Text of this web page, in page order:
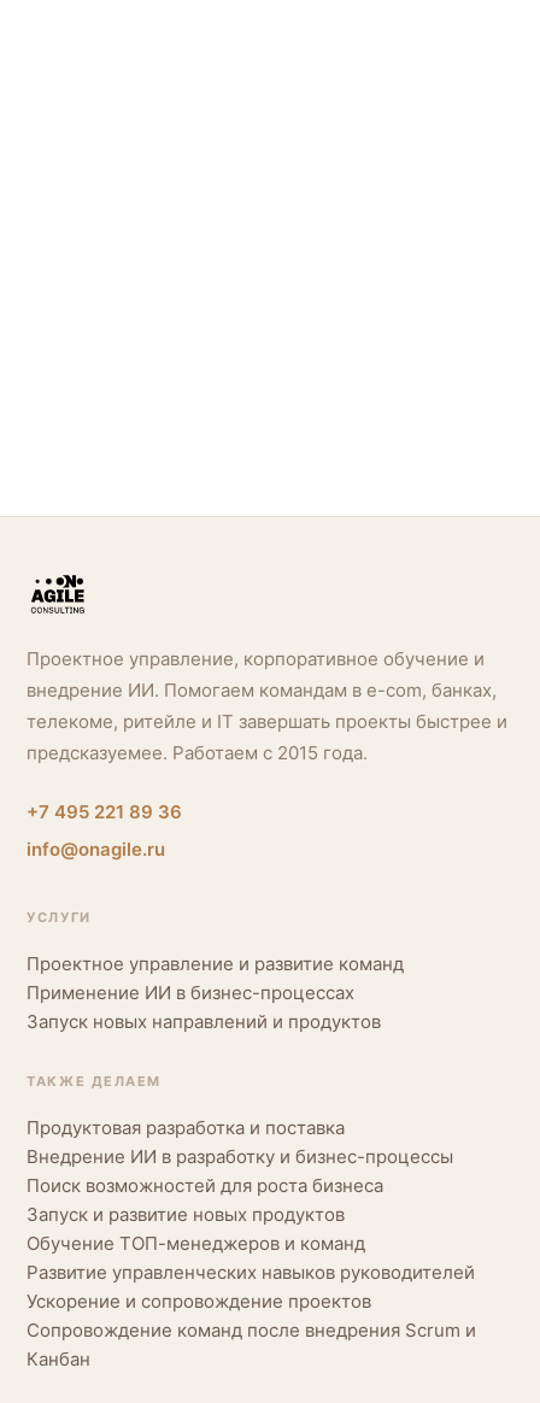
Проектное управление, корпоративное обучение и
внедрение ИИ. Помогаем командам в e-com, банках,
телекоме, ритейле и IT завершать проекты быстрее и
предсказуемее. Работаем с 2015 года.
+7 495 221 89 36
info@onagile.ru
УСЛУГИ
Проектное управление и развитие команд
Применение ИИ в бизнес-процессах
Запуск новых направлений и продуктов
ТАКЖЕ ДЕЛАЕМ
Продуктовая разработка и поставка
Внедрение ИИ в разработку и бизнес-процессы
Поиск возможностей для роста бизнеса
Запуск и развитие новых продуктов
Обучение ТОП-менеджеров и команд
Развитие управленческих навыков руководителей
Ускорение и сопровождение проектов
Сопровождение команд после внедрения Scrum и
Канбан